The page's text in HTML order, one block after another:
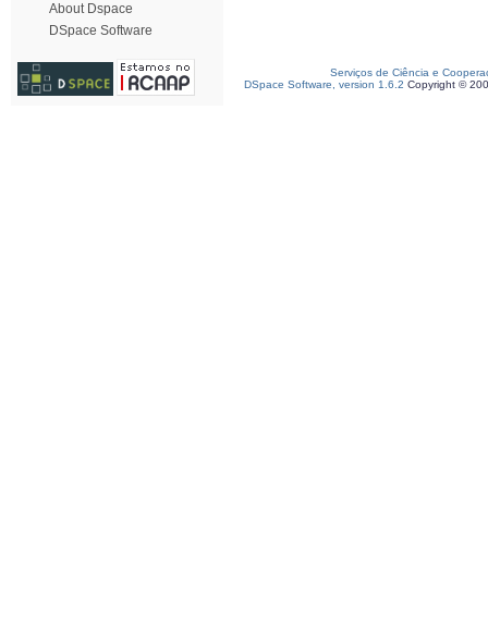
About Dspace
DSpace Software
Serviços de Ciência e
DSpace Software, version 1.6.2 Copyright ©